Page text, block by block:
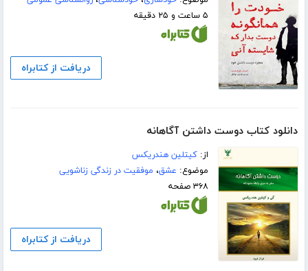
۵ ساعت و ۲۵ دقیقه
دریافت از کتابراه
دانلود کتاب دوست داشتن آگاهانه
از:کیتلین هندریکس
موضوع: عشق، موفقیت در زندگی زناشویی
۳۶۸ صفحه
دریافت از کتابراه